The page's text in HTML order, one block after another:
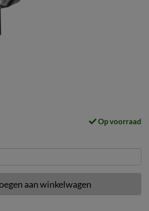
Op voorraad
aan winkelwagen